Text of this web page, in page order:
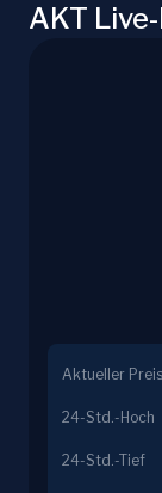
AKT
Aktueller Preis
24-Std.-Hoch
24-Std.-Tief